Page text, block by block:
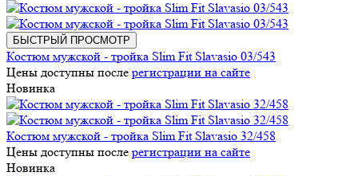
БЫСТРЫЙ ПРОСМОТР
Костюм мужской - тройка Slim Fit Slavasio 03/543
Цены доступны после регистрации на сайте
Новинка
Костюм мужской - тройка Slim Fit Slavasio 32/458
Цены доступны после регистрации на сайте
Новинка